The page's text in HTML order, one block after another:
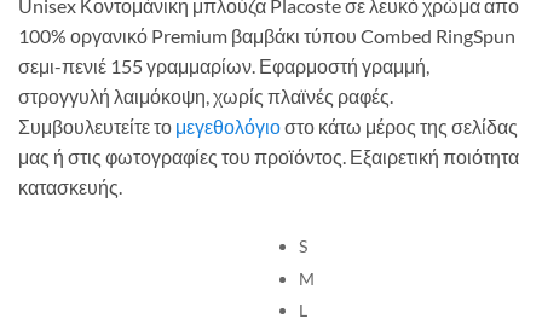
Unisex Κοντομάνικη μπλούζα Placoste σε λευκό χρώμα απο
100% οργανικό Premium βαμβάκι τύπου Combed RingSpun
σεμι-πενιέ 155 γραμμαρίων. Εφαρμοστή γραμμή,
στρογγυλή λαιμόκοψη, χωρίς πλαϊνές ραφές.
Συμβουλευτείτε το μεγεθολόγιοστο κάτω μέρος της σελίδας
μας ή στις φωτογραφίες του προϊόντος. Εξαιρετική ποιότητα
κατασκευής.
S
M
L